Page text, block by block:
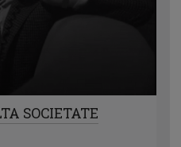
SOCIETATE